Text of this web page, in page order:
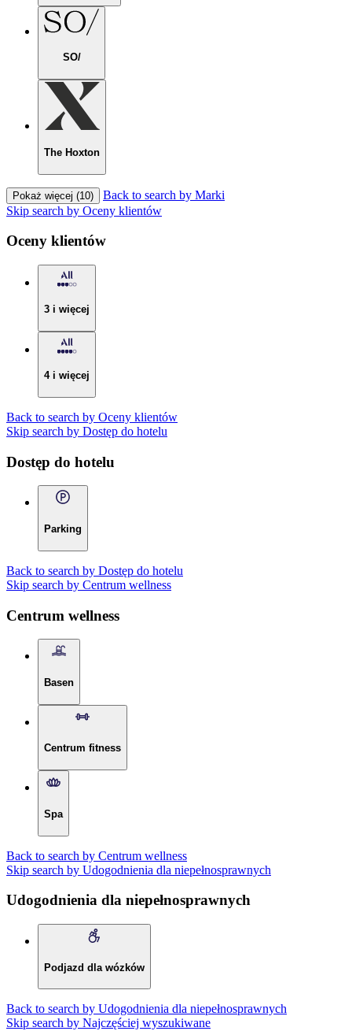
SO/
The Hoxton
Pokaż więcej (10)
Back to search by Marki
Skip search by Oceny klientów
Oceny klientów
3 i więcej
4 i więcej
Back to search by Oceny klientów
Skip search by Dostęp do hotelu
Dostęp do hotelu
Parking
Back to search by Dostęp do hotelu
Skip search by Centrum wellness
Centrum wellness
Basen
Centrum fitness
Spa
Back to search by Centrum wellness
Skip search by Udogodnienia dla niepełnosprawnych
Udogodnienia dla niepełnosprawnych
Podjazd dla wózków
Back to search by Udogodnienia dla niepełnosprawnych
Skip search by Najczęściej wyszukiwane